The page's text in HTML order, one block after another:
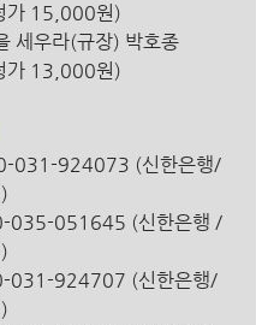
가 15,000원)
세우라(규장) 박호종
가 13,000원)
031-924073 (신한은행/
035-051645 (신한은행 /
031-924707 (신한은행/